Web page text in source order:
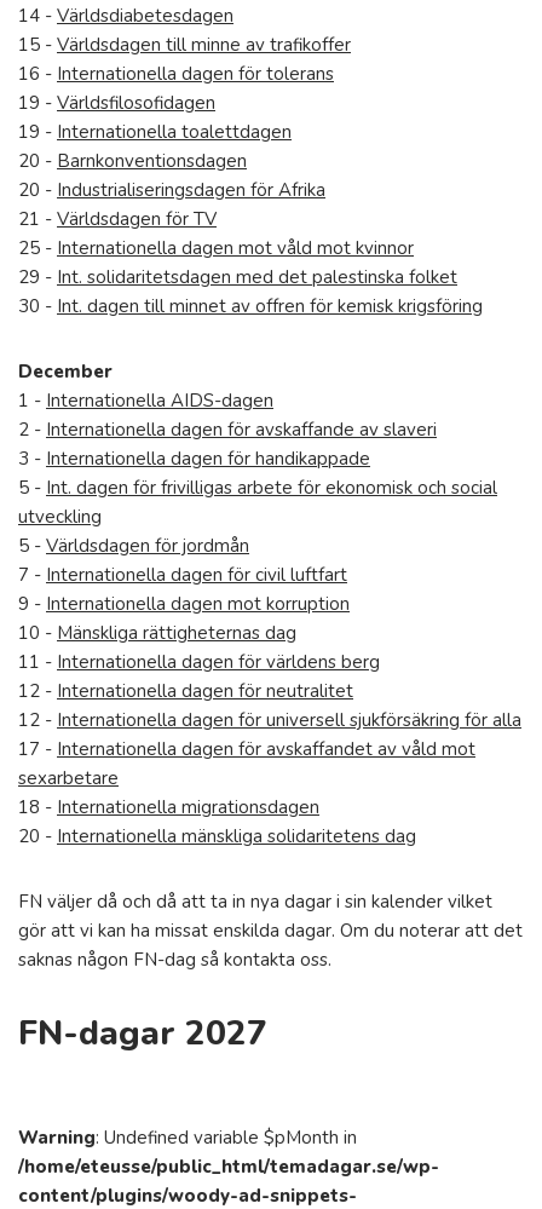
14 - Världsdiabetesdagen
15 - Världsdagen till minne av trafikoffer
16 - Internationella dagen för tolerans
19 - Världsfilosofidagen
19 - Internationella toalettdagen
20 - Barnkonventionsdagen
20 - Industrialiseringsdagen för Afrika
21 - Världsdagen för TV
25 - Internationella dagen mot våld mot kvinnor
29 - Int. solidaritetsdagen med det palestinska folket
30 - Int. dagen till minnet av offren för kemisk krigsföring
December
1 - Internationella AIDS-dagen
2 - Internationella dagen för avskaffande av slaveri
3 - Internationella dagen för handikappade
5 - Int. dagen för frivilligas arbete för ekonomisk och social
utveckling
5 - Världsdagen för jordmån
7 - Internationella dagen för civil luftfart
9 - Internationella dagen mot korruption
10 - Mänskliga rättigheternas dag
11 - Internationella dagen för världens berg
12 - Internationella dagen för neutralitet
12 - Internationella dagen för universell sjukförsäkring för alla
17 - Internationella dagen för avskaffandet av våld mot
sexarbetare
18 - Internationella migrationsdagen
20 - Internationella mänskliga solidaritetens dag
FN väljer då och då att ta in nya dagar i sin kalender vilket
gör att vi kan ha missat enskilda dagar. Om du noterar att det
saknas någon FN-dag så kontakta oss.
FN-dagar 2027
Warning: Undefined variable $pMonth in
/home/eteusse/public_html/temadagar.se/wp-
content/plugins/woody-ad-snippets-